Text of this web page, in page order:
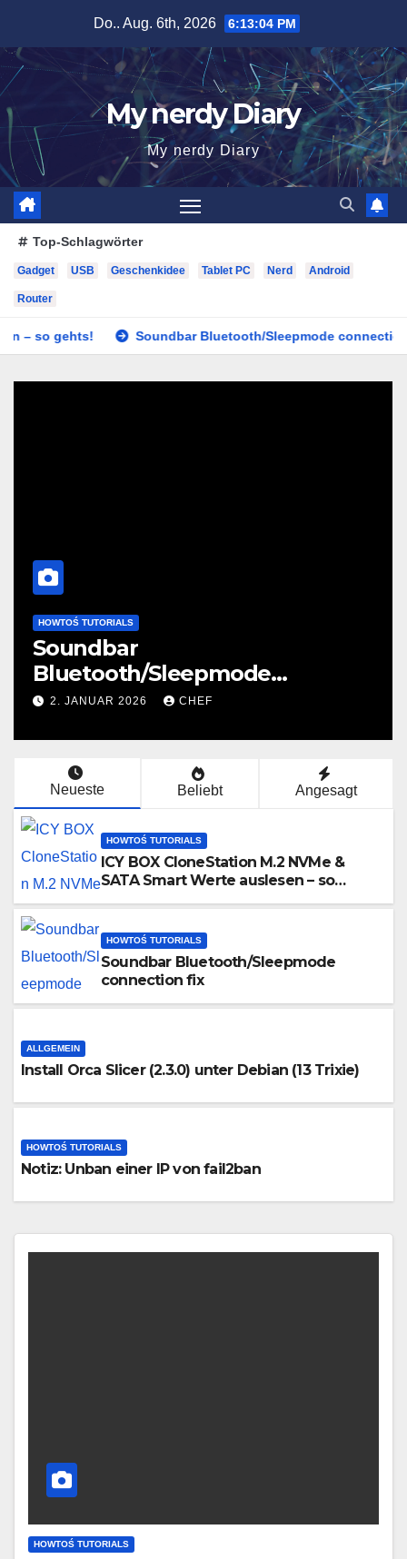
springen
Do.. Aug. 6th, 2026 6:13:05 PM
My nerdy Diary
My nerdy Diary
Top-Schlagwörter
Gadget USB Geschenkidee Tablet PC Nerd Android
Router
gehts! Soundbar Bluetooth/Sleepmode connection fix
HOWTOŚ TUTORIALS
Soundbar
Bluetooth/Sleepmode
connection fix
2. JANUAR 2026 CHEF
Neueste Beliebt Angesagt
HOWTOŚ TUTORIALS
ICY BOX CloneStation M.2 NVMe &
SATA Smart Werte auslesen – so
HOWTOŚ TUTORIALS
Soundbar Bluetooth/Sleepmode
connection fix
ALLGEMEIN
Install Orca Slicer (2.3.0) unter Debian (13 Trixie)
HOWTOŚ TUTORIALS
Notiz: Unban einer IP von fail2ban
HOWTOŚ TUTORIALS